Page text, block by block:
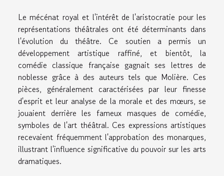
Le mécénat royal et l'intérêt de l'aristocratie pour les
représentations théâtrales ont été déterminants dans
l'évolution du théâtre. Ce soutien a permis un
développement artistique raffiné, et bientôt, la
comédie classique française gagnait ses lettres de
noblesse grâce à des auteurs tels que Molière. Ces
pièces, généralement caractérisées par leur finesse
d'esprit et leur analyse de la morale et des mœurs, se
jouaient derrière les fameux masques de comédie,
symboles de l'art théâtral. Ces expressions artistiques
recevaient fréquemment l'approbation des monarques,
illustrant l'influence significative du pouvoir sur les arts
dramatiques.